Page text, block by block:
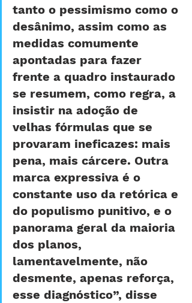
tanto o pessimismo como o
desânimo, assim como as
medidas comumente
apontadas para fazer
frente a quadro instaurado
se resumem, como regra, a
insistir na adoção de
velhas fórmulas que se
provaram ineficazes: mais
pena, mais cárcere. Outra
marca expressiva é o
constante uso da retórica e
do populismo punitivo, e o
panorama geral da maioria
dos planos,
lamentavelmente, não
desmente, apenas reforça,
esse diagnóstico”, disse